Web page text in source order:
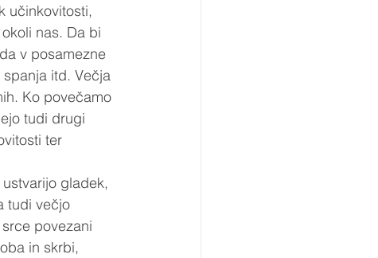
učinkovitosti,
nas. Da bi
v posamezne
itd. Večja
Ko povečamo
tudi drugi
ter
gladek,
tudi večjo
povezani
in skrbi,